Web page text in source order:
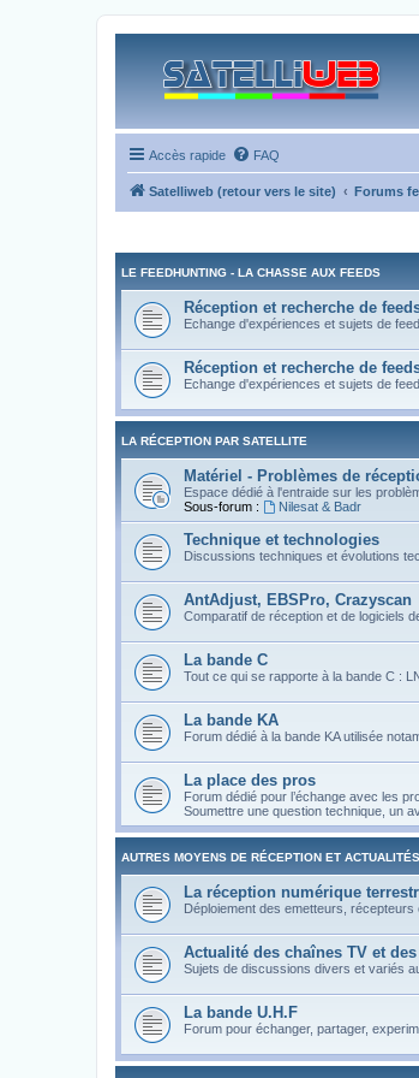
Accès rapide FAQ
Satelliweb (retour vers le site) Forums
LE FEEDHUNTING - LA CHASSE AUX FEEDS
Réception et recherche de
Echange d'expériences et sujets de
Réception et recherche de
Echange d'expériences et sujets de
LA RÉCEPTION PAR SATELLITE
Matériel - Problèmes de
Espace dédié à l'entraide sur les
Sous-forum :
Nilesat & Badr
Technique et technologies
Discussions techniques et évolutions
AntAdjust, EBSPro, Crazyscan
Comparatif de réception et de logiciels
La bande C
Tout ce qui se rapporte à la bande C :
La bande KA
Forum dédié à la bande KA utilisée
La place des pros
Forum dédié pour l’échange avec les
Soumettre une question technique, un
AUTRES MOYENS DE RÉCEPTION ET ACTUALITÉS
La réception numérique
Déploiement des emetteurs, récepteurs
Actualité des chaînes TV et
Sujets de discussions divers et variés
La bande U.H.F
Forum pour échanger, partager,